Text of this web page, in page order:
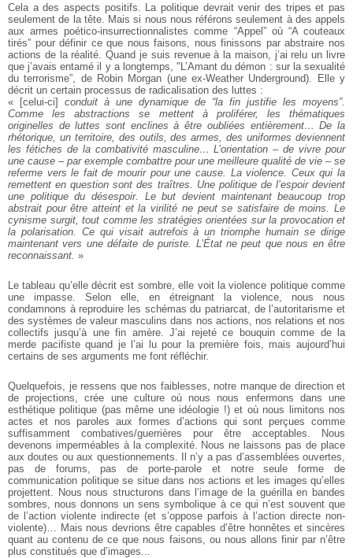
Cela a des aspects positifs. La politique devrait venir des tripes et pas
seulement de la tête. Mais si nous nous référons seulement à des appels
aux armes poético-insurrectionnalistes comme “Appel” où “A couteaux
tirés” pour définir ce que nous faisons, nous finissons par abstraire nos
actions de la réalité. Quand je suis revenue à la maison, j’ai relu un livre
que j’avais entamé il y a longtemps, "L’Amant du démon : sur la sexualité
du terrorisme”, de Robin Morgan (une ex-Weather Underground). Elle y
décrit un certain processus de radicalisation des luttes :
« [celui-ci] conduit à une dynamique de “la fin justifie les moyens”.
Comme les abstractions se mettent à proliférer, les thématiques
originelles de luttes sont enclines à être oubliées entièrement… De la
rhétorique, un territoire, des outils, des armes, des uniformes deviennent
les fétiches de la combativité masculine… L’orientation – de vivre pour
une cause – par exemple combattre pour une meilleure qualité de vie – se
referme vers le fait de mourir pour une cause. La violence. Ceux qui la
remettent en question sont des traîtres. Une politique de l’espoir devient
une politique du désespoir. Le but devient maintenant beaucoup trop
abstrait pour être atteint et la virilité ne peut se satisfaire de moins. Le
cynisme surgit, tout comme les stratégies orientées sur la provocation et
la polarisation. Ce qui visait autrefois à un triomphe humain se dirige
maintenant vers une défaite de puriste. L’État ne peut que nous en être
reconnaissant. »
Le tableau qu’elle décrit est sombre, elle voit la violence politique comme
une impasse. Selon elle, en étreignant la violence, nous nous
condamnons à reproduire les schémas du patriarcat, de l’autoritarisme et
des systèmes de valeur masculins dans nos actions, nos relations et nos
collectifs jusqu’à une fin amère. J’ai rejeté ce bouquin comme de la
merde pacifiste quand je l’ai lu pour la première fois, mais aujourd’hui
certains de ses arguments me font réfléchir.
Quelquefois, je ressens que nos faiblesses, notre manque de direction et
de projections, crée une culture où nous nous enfermons dans une
esthétique politique (pas même une idéologie !) et où nous limitons nos
actes et nos paroles aux formes d’actions qui sont perçues comme
suffisamment combatives/guerrières pour être acceptables. Nous
devenons imperméables à la complexité. Nous ne laissons pas de place
aux doutes ou aux questionnements. Il n’y a pas d’assemblées ouvertes,
pas de forums, pas de porte-parole et notre seule forme de
communication politique se situe dans nos actions et les images qu’elles
projettent. Nous nous structurons dans l’image de la guérilla en bandes
sombres, nous donnons un sens symbolique à ce qui n’est souvent que
de l’action violente indirecte (et s’oppose parfois à l’action directe non-
violente)… Mais nous devrions être capables d’être honnêtes et sincères
quant au contenu de ce que nous faisons, ou nous allons finir par n’être
plus constitués que d’images...